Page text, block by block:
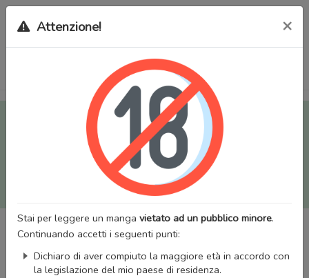
Tutti i Doujinshi e Manga per adulti (+18) sono stati trasferiti
sul nostro nuovo sito (
mangaworldadult.net
); invece, per i
Manga classici, puoi utilizzare
MangaWorld
Potrai effettuare illogincon il tuo account di MangaWorld
tutti i dati sono condivisi tra i due siti,
perderai alcun dato, inclusi bookmarks e premium
Attenzione! ×
Stai per leggere un manga vietato ad un pubblico minore.
Continuando accetti i seguenti punti:
Dichiaro di aver compiuto la maggiore età in accordo con
la legislazione del mio paese di residenza.